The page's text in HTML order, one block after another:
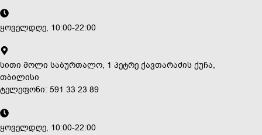
ყოველდღე, 10:00-22:00
სითი მოლი საბურთალო, 1 პეტრე ქავთარაძის ქუჩა,
თბილისი
ტელეფონი: 591 33 23 89
ყოველდღე, 10:00-22:00